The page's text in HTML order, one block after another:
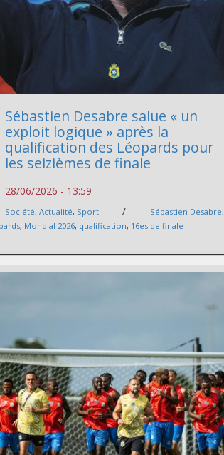
Sébastien Desabre salue « un
exploit logique » après la
qualification des Léopards pour
les seizièmes de finale
28/06/2026 - 13:59
Société,Actualité, Sport / Sébastien Desabre,
, Mondial 2026, qualification, 16es de finale